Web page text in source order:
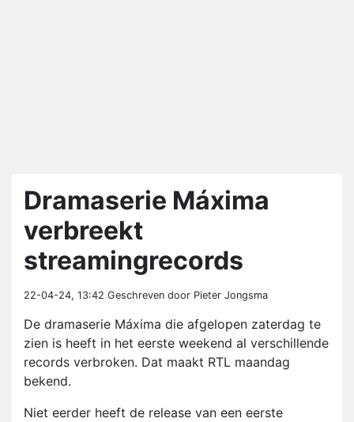
Dramaserie Máxima
verbreekt
streamingrecords
22-04-24, 13:42 Geschreven door Pieter Jongsma
De dramaserie Máxima die afgelopen zaterdag te
zien is heeft in het eerste weekend al verschillende
records verbroken. Dat maakt RTL maandag
bekend.
Niet eerder heeft de release van een eerste